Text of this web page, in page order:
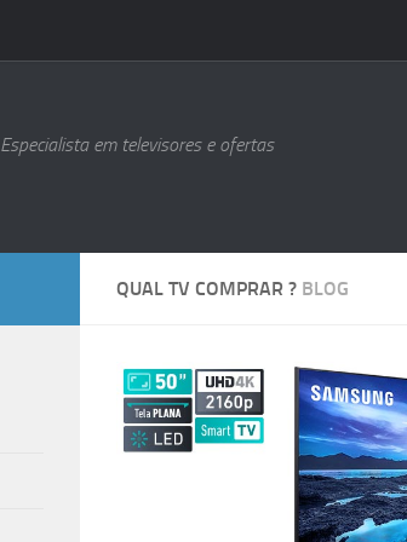
Especialista em televisores e ofertas
QUAL TV COMPRAR ? BLOG